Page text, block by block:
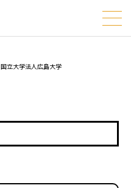
国立大学法人広島大学